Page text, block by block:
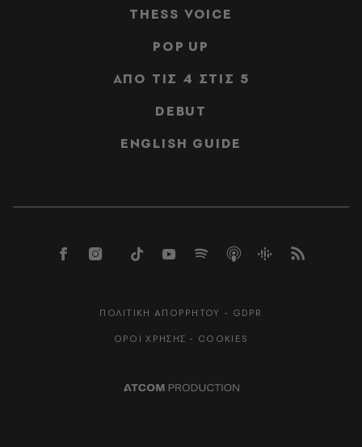
THESS VOICE
POP UP
ΑΠΟ ΤΙΣ 4 ΣΤΙΣ 5
DEBUT
ENGLISH GUIDE
ΠΟΛΙΤΙΚΗ ΑΠΟΡΡΗΤΟΥ - GDPR
ΟΡΟΙ ΧΡΗΣΗΣ - COOKIES